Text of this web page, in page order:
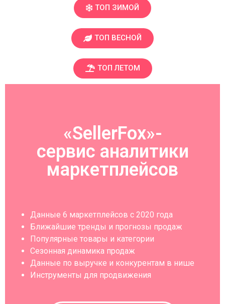
ТОП ЗИМОЙ
ТОП ВЕСНОЙ
ТОП ЛЕТОМ
«SellerFox»-
cервис аналитики
маркетплейсов
Данные 6 маркетплейсов с 2020 года
Ближайшие тренды и прогнозы продаж
Популярные товары и категории
Сезонная динамика продаж
Данные по выручке и конкурентам в нише
Инструменты для продвижения